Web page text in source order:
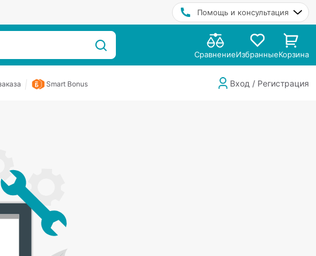
Помощь и консультация
СравнениеИзбранныеКорзина
Smart Bonus Вход / Регистрация